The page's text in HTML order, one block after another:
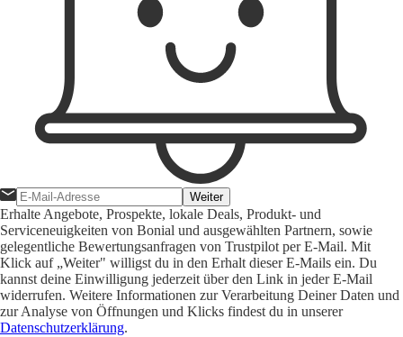
Weiter
Erhalte Angebote, Prospekte, lokale Deals, Produkt- und
Serviceneuigkeiten von Bonial und ausgewählten Partnern, sowie
gelegentliche Bewertungsanfragen von Trustpilot per E-Mail. Mit
Klick auf „Weiter" willigst du in den Erhalt dieser E-Mails ein. Du
kannst deine Einwilligung jederzeit über den Link in jeder E-Mail
widerrufen. Weitere Informationen zur Verarbeitung Deiner Daten und
zur Analyse von Öffnungen und Klicks findest du in unserer
Datenschutzerklärung.